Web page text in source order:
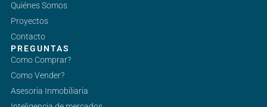
Quiénes Somos
Proyectos
Contacto
PREGUNTAS
Como Comprar?
Como Vender?
Asesoria Inmobiliaria